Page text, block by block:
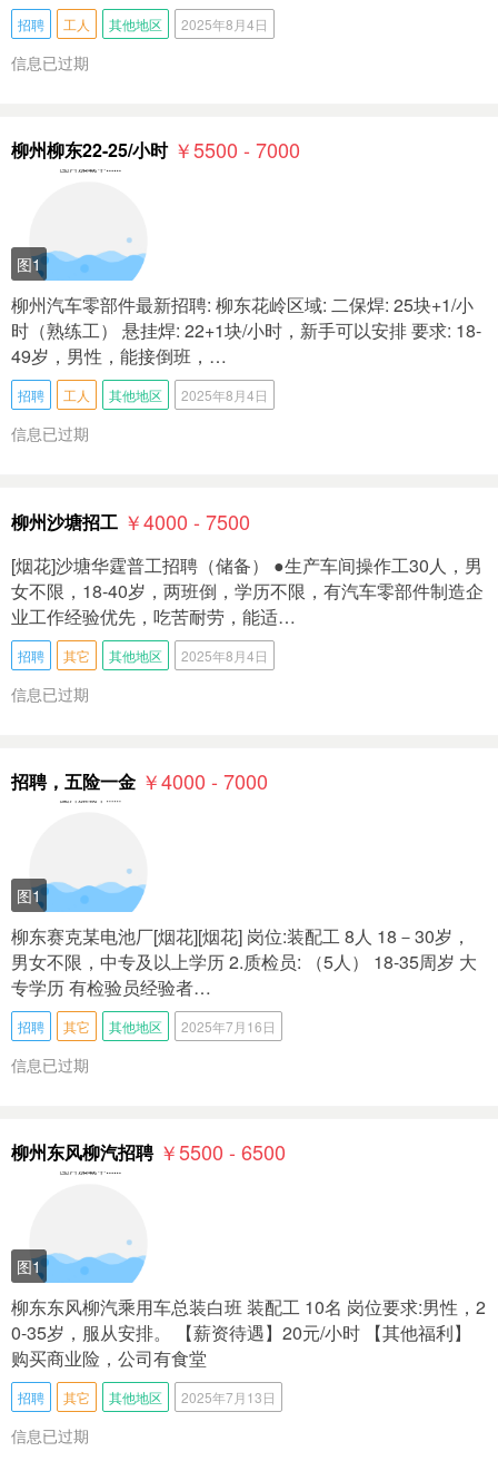
招聘 工人 其他地区 2025年8月4日
信息已过期
柳州柳东22-25/小时 ￥5500 - 7000
图1
柳州汽车零部件最新招聘: 柳东花岭区域: 二保焊: 25块+1/小
时（熟练工） 悬挂焊: 22+1块/小时，新手可以安排 要求: 18-
49岁，男性，能接倒班，…
招聘 工人 其他地区 2025年8月4日
信息已过期
柳州沙塘招工 ￥4000 - 7500
[烟花]沙塘华霆普工招聘（储备） ●生产车间操作工30人，男
女不限，18-40岁，两班倒，学历不限，有汽车零部件制造企
业工作经验优先，吃苦耐劳，能适…
招聘 其它 其他地区 2025年8月4日
信息已过期
招聘，五险一金 ￥4000 - 7000
图1
柳东赛克某电池厂[烟花][烟花] 岗位:装配工 8人 18－30岁，
男女不限，中专及以上学历 2.质检员: （5人） 18-35周岁 大
专学历 有检验员经验者…
招聘 其它 其他地区 2025年7月16日
信息已过期
柳州东风柳汽招聘 ￥5500 - 6500
图1
柳东东风柳汽乘用车总装白班 装配工 10名 岗位要求:男性，2
0-35岁，服从安排。 【薪资待遇】20元/小时 【其他福利】
购买商业险，公司有食堂
招聘 其它 其他地区 2025年7月13日
信息已过期